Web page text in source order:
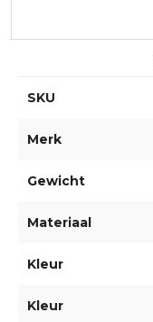
SKU
Merk
Gewicht
Materiaal
Kleur
Kleur